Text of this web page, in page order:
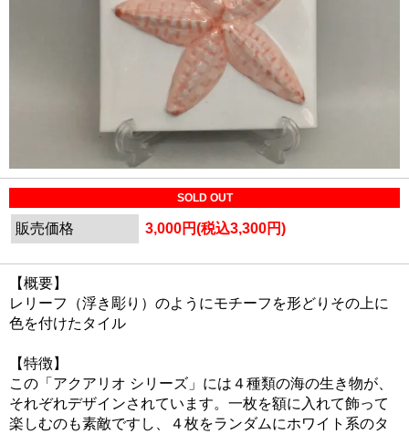
SOLD OUT
販売価格 3,000円(税込3,300円)
【概要】
レリーフ（浮き彫り）のようにモチーフを形どりその上に
色を付けたタイル
【特徴】
この「アクアリオ シリーズ」には４種類の海の生き物が、
それぞれデザインされています。一枚を額に入れて飾って
楽しむのも素敵ですし、４枚をランダムにホワイト系のタ